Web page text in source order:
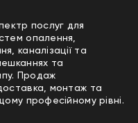
послуг для
опалення,
каналізації та
та
Продаж
монтаж та
професійному рівні.